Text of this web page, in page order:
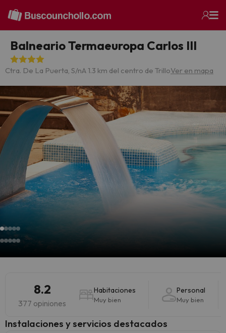
Balneario Termaeuropa Carlos III
Ctra. De La Puerta, S/nA 1.3 km del centro de TrilloVer en mapa
8.2
377 opiniones
Habitaciones
Muy bien
Personal
Muy bien
Instalaciones y servicios destacados